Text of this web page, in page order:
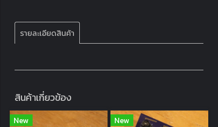
รายละเอียดสินค้า
สินค้าเกี่ยวข้อง
New New